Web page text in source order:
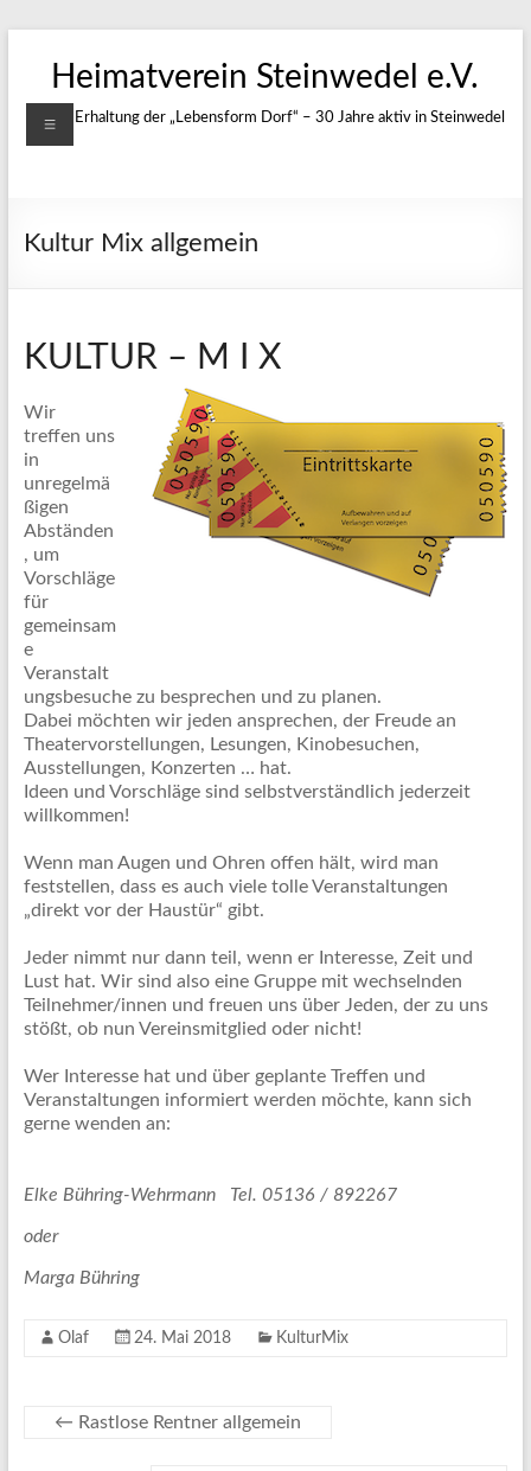
Inhalt
springenHeimatverein Steinwedel e.V.
Für die Erhaltung der „Lebensform Dorf“ – 30 Jahre aktiv in Steinwedel
Menü
Kultur Mix allgemein
KULTUR – M I X
Wir
treffen uns
in
unregelmä
ßigen
Abständen
, um
Vorschläge
für
gemeinsam
e
Veranstalt
ungsbesuche zu besprechen und zu planen.
Dabei möchten wir jeden ansprechen, der Freude an
Theatervorstellungen, Lesungen, Kinobesuchen,
Ausstellungen, Konzerten … hat.
Ideen und Vorschläge sind selbstverständlich jederzeit
willkommen!
Wenn man Augen und Ohren offen hält, wird man
feststellen, dass es auch viele tolle Veranstaltungen
„direkt vor der Haustür“ gibt.
Jeder nimmt nur dann teil, wenn er Interesse, Zeit und
Lust hat. Wir sind also eine Gruppe mit wechselnden
Teilnehmer/innen und freuen uns über Jeden, der zu uns
stößt, ob nun Vereinsmitglied oder nicht!
Wer Interesse hat und über geplante Treffen und
Veranstaltungen informiert werden möchte, kann sich
gerne wenden an:
Elke Bühring-Wehrmann Tel. 05136 / 892267
oder
Marga Bühring
Olaf 24. Mai 2018 KulturMix
← Rastlose Rentner allgemein